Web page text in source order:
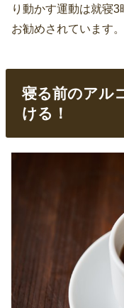
り動かす運動は就寝
お勧めされています。
寝る前のアル
ける！